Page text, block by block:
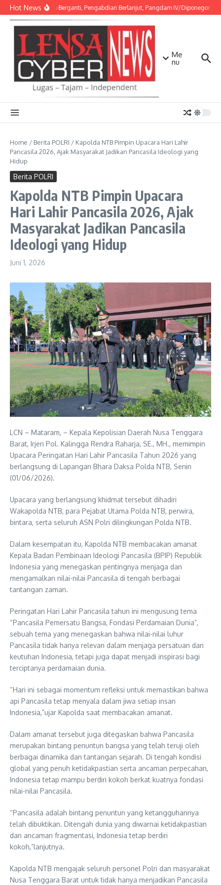
Lewati ke konten
Hot NewsAmanah Berganti, Pengabdian Berlanjut, Pangdam IV/Diponegoro
Me
nu
Home / Berita POLRI / Kapolda NTB Pimpin Upacara Hari Lahir
Pancasila 2026, Ajak Masyarakat Jadikan Pancasila Ideologi yang
Hidup
Berita POLRI
Kapolda NTB Pimpin Upacara
Hari Lahir Pancasila 2026, Ajak
Masyarakat Jadikan Pancasila
Ideologi yang Hidup
Juni 1, 2026
LCN – Mataram, – Kepala Kepolisian Daerah Nusa Tenggara
Barat, Irjen Pol. Kalingga Rendra Raharja, SE., MH., memimpin
Upacara Peringatan Hari Lahir Pancasila Tahun 2026 yang
berlangsung di Lapangan Bhara Daksa Polda NTB, Senin
(01/06/2026).
Upacara yang berlangsung khidmat tersebut dihadiri
Wakapolda NTB, para Pejabat Utama Polda NTB, perwira,
bintara, serta seluruh ASN Polri dilingkungan Polda NTB.
Dalam kesempatan itu, Kapolda NTB membacakan amanat
Kepala Badan Pembinaan Ideologi Pancasila (BPIP) Republik
Indonesia yang menegaskan pentingnya menjaga dan
mengamalkan nilai-nilai Pancasila di tengah berbagai
tantangan zaman.
Peringatan Hari Lahir Pancasila tahun ini mengusung tema
“Pancasila Pemersatu Bangsa, Fondasi Perdamaian Dunia”,
sebuah tema yang menegaskan bahwa nilai-nilai luhur
Pancasila tidak hanya relevan dalam menjaga persatuan dan
keutuhan Indonesia, tetapi juga dapat menjadi inspirasi bagi
terciptanya perdamaian dunia.
“Hari ini sebagai momentum refleksi untuk memastikan bahwa
api Pancasila tetap menyala dalam jiwa setiap insan
Indonesia,”ujar Kapolda saat membacakan amanat.
Dalam amanat tersebut juga ditegaskan bahwa Pancasila
merupakan bintang penuntun bangsa yang telah teruji oleh
berbagai dinamika dan tantangan sejarah. Di tengah kondisi
global yang penuh ketidakpastian serta ancaman perpecahan,
Indonesia tetap mampu berdiri kokoh berkat kuatnya fondasi
nilai-nilai Pancasila.
“Pancasila adalah bintang penuntun yang ketangguhannya
telah dibuktikan. Ditengah dunia yang diwarnai ketidakpastian
dan ancaman fragmentasi, Indonesia tetap berdiri
kokoh,”lanjutnya.
Kapolda NTB mengajak seluruh personel Polri dan masyarakat
Nusa Tenggara Barat untuk tidak hanya menjadikan Pancasila